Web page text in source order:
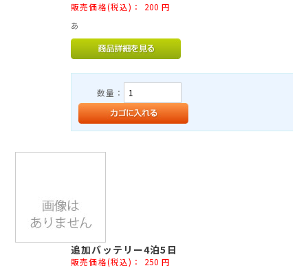
販売価格(税込)： 200 円
あ
数量：
追加バッテリー4泊5日
販売価格(税込)： 250 円